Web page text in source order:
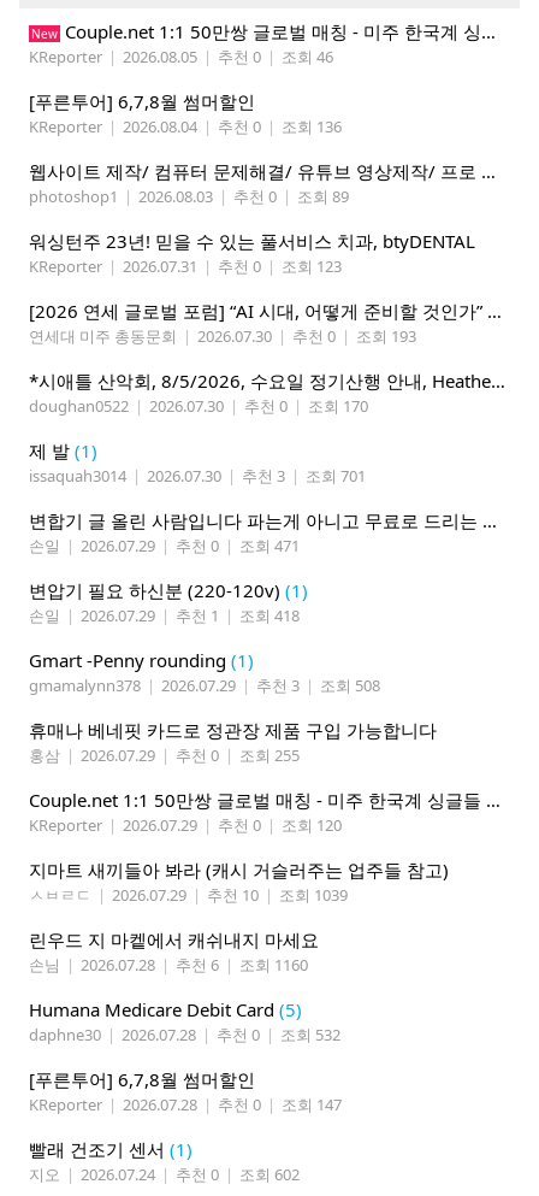
New Couple.net 1:1 50만쌍 글로벌 매칭 - 미주 한국계 싱글들 모이세요
KReporter | 2026.08.05 | 추천 0 | 조회 46
[푸른투어] 6,7,8월 썸머할인
KReporter | 2026.08.04 | 추천 0 | 조회 136
웹사이트 제작/ 컴퓨터 문제해결/ 유튜브 영상제작/ 프로 사진촬영
photoshop1 | 2026.08.03 | 추천 0 | 조회 89
워싱턴주 23년! 믿을 수 있는 풀서비스 치과, btyDENTAL
KReporter | 2026.07.31 | 추천 0 | 조회 123
[2026 연세 글로벌 포럼] “AI 시대, 어떻게 준비할 것인가” 8월 7-10일 벨뷰 개최
연세대 미주 총동문회 | 2026.07.30 | 추천 0 | 조회 193
*시애틀 산악회, 8/5/2026, 수요일 정기산행 안내, Heather Lake*
doughan0522 | 2026.07.30 | 추천 0 | 조회 170
제 발 (1)
issaquah3014 | 2026.07.30 | 추천 3 | 조회 701
변합기 글 올린 사람입니다 파는게 아니고 무료로 드리는 겁니다 필요하신분 연락처 남겨주시면 됩니다
손일 | 2026.07.29 | 추천 0 | 조회 471
변압기 필요 하신분 (220-120v) (1)
손일 | 2026.07.29 | 추천 1 | 조회 418
Gmart -Penny rounding (1)
gmamalynn378 | 2026.07.29 | 추천 3 | 조회 508
휴매나 베네핏 카드로 정관장 제품 구입 가능합니다
홍삼 | 2026.07.29 | 추천 0 | 조회 255
Couple.net 1:1 50만쌍 글로벌 매칭 - 미주 한국계 싱글들 모이세요
KReporter | 2026.07.29 | 추천 0 | 조회 120
지마트 새끼들아 봐라 (캐시 거슬러주는 업주들 참고)
ㅅㅂㄹㄷ | 2026.07.29 | 추천 10 | 조회 1039
린우드 지 마켙에서 캐쉬내지 마세요
손님 | 2026.07.28 | 추천 6 | 조회 1160
Humana Medicare Debit Card (5)
daphne30 | 2026.07.28 | 추천 0 | 조회 532
[푸른투어] 6,7,8월 썸머할인
KReporter | 2026.07.28 | 추천 0 | 조회 147
빨래 건조기 센서 (1)
지오 | 2026.07.24 | 추천 0 | 조회 602